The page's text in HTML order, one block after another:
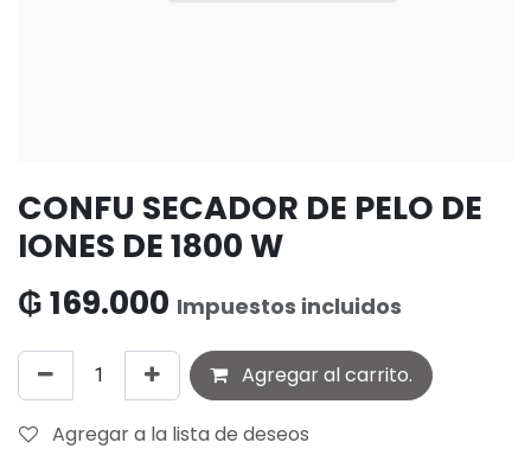
CONFU SECADOR DE PELO DE
IONES DE 1800 W
₲169.000 Impuestos incluidos
Agregar al carrito.
Agregar a la lista de deseos